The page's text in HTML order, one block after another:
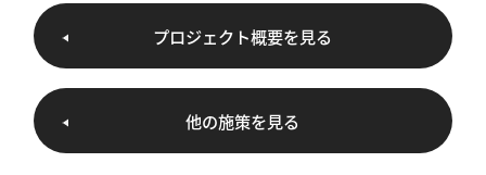
プロジェクト概要を見る
他の施策を見る